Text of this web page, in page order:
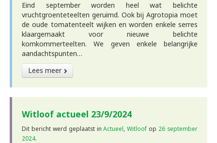
Eind september worden heel wat belichte
vruchtgroenteteelten geruimd. Ook bij Agrotopia moet
de oude tomatenteelt wijken en worden enkele serres
klaargemaakt voor nieuwe belichte
komkommerteelten. We geven enkele belangrijke
aandachtspunten…
Lees meer
Witloof actueel 23/9/2024
Dit bericht werd geplaatst inActueel,Witloof op 26 september
2024.